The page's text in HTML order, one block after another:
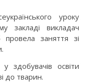
закладі викладач
провела заняття зі
здобувачів освіти
до тварин.